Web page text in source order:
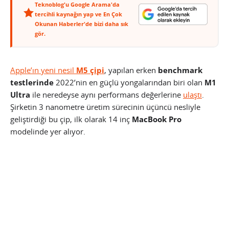
Teknoblog'u Google Arama'da
tercihli kaynağın yap ve En Çok
Okunan Haberler'de bizi daha sık
gör.
Apple’ın yeni nesil M5 çipi, yapılan erken benchmark
testlerinde 2022’nin en güçlü yongalarından biri olan M1
Ultra ile neredeyse aynı performans değerlerine ulaştı.
Şirketin 3 nanometre üretim sürecinin üçüncü nesliyle
geliştirdiği bu çip, ilk olarak 14 inç MacBook Pro
modelinde yer alıyor.